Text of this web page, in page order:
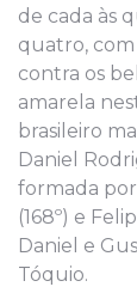
de cada às
quatro, com
contra os
amarela
brasileiro
Daniel
formada por
(168º) e
Daniel e
Tóquio.